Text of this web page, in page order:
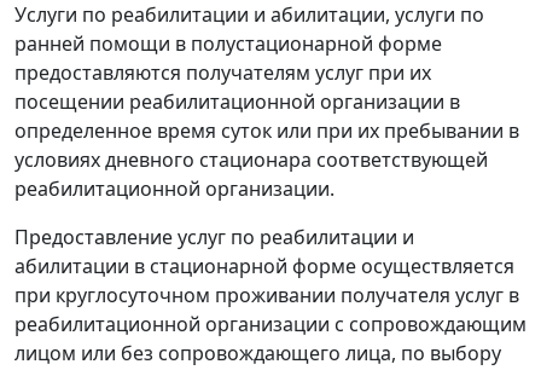
Услуги по реабилитации и абилитации, услуги по
ранней помощи в полустационарной форме
предоставляются получателям услуг при их
посещении реабилитационной организации в
определенное время суток или при их пребывании в
условиях дневного стационара соответствующей
реабилитационной организации.
Предоставление услуг по реабилитации и
абилитации в стационарной форме осуществляется
при круглосуточном проживании получателя услуг в
реабилитационной организации с сопровождающим
лицом или без сопровождающего лица, по выбору